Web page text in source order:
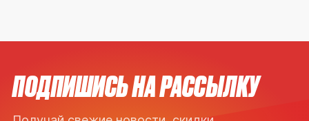
ПОДПИШИСЬ НА РАССЫЛКУ